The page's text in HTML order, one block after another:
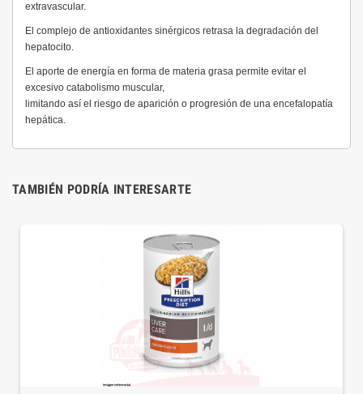
extravascular.
El complejo de antioxidantes sinérgicos retrasa la degradación del
hepatocito.
El aporte de energía en forma de materia grasa permite evitar el
excesivo catabolismo muscular,
limitando así el riesgo de aparición o progresión de una encefalopatía
hepática.
TAMBIÉN PODRÍA INTERESARTE